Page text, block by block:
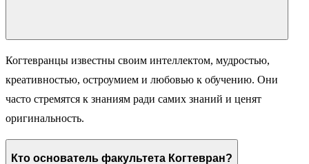
Когтевранцы известны своим интеллектом, мудростью,
креативностью, остроумием и любовью к обучению. Они
часто стремятся к знаниям ради самих знаний и ценят
оригинальность.
Кто основатель факультета Когтевран?